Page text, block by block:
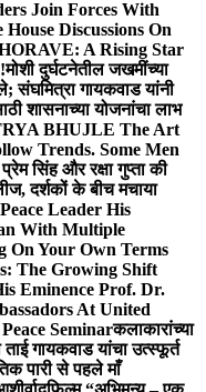
Join Forces With
Discussions On
A Rising Star
मोशी दुर्घटनेतील जखमींच्या
संघमित्रा गायकवाड यांनी
शासनाच्या योजनांचा लाभ
BHUJLE The Art
Trends. Some Men
सिंह और रक्षा गुप्ता की
दर्शकों के बीच मचाया
Leader His
With Multiple
On Your Own Terms
The Growing Shift
Eminence Prof. Dr.
At United
Seminarकलाकारांच्या
ताई गायकवाड यांचा उत्स्फूर्त
पारी से पहले माँ